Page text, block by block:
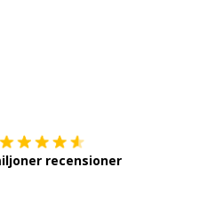
recensioner